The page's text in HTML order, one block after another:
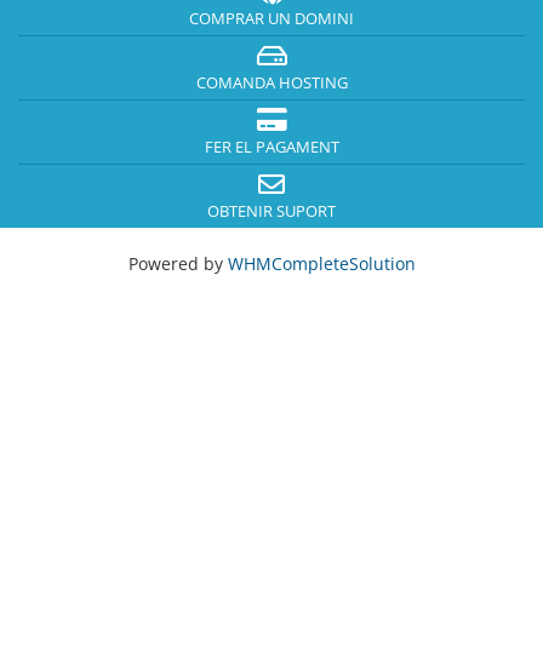
COMPRAR UN DOMINI
COMANDA HOSTING
FER EL PAGAMENT
OBTENIR SUPORT
Powered by WHMCompleteSolution